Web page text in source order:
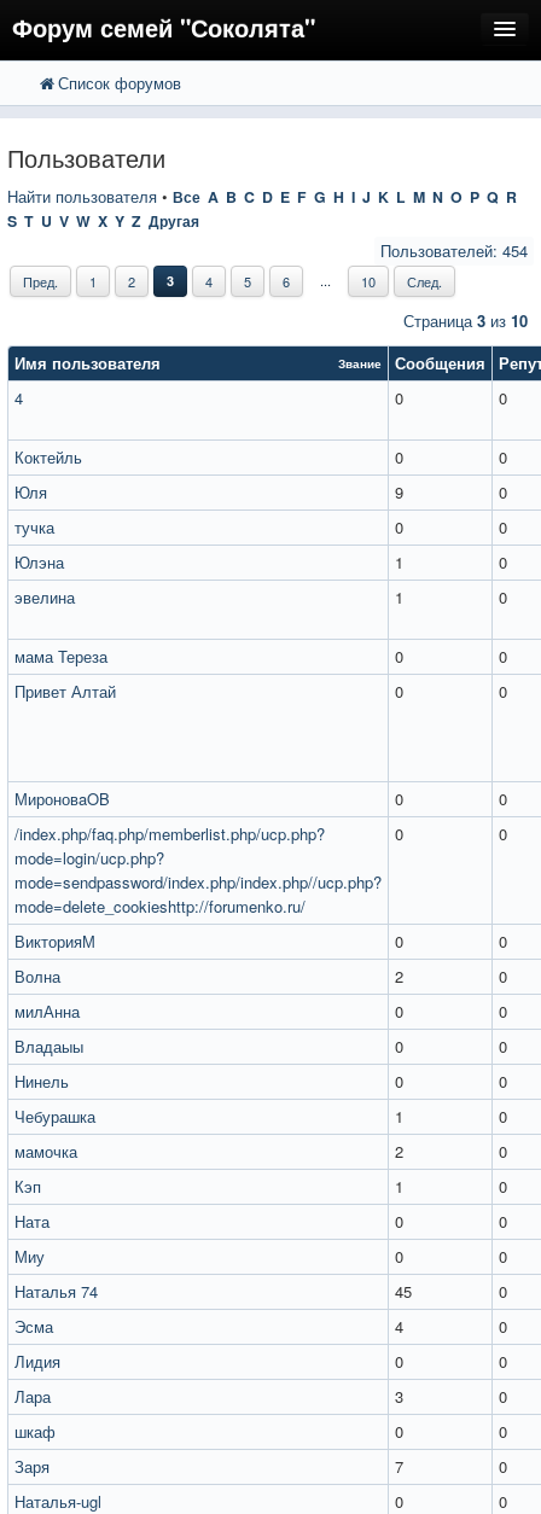
Форум семей "Соколята"
FAQ
Вход
Список форумов
Пользователи
Найти пользователя • Все A B C D E F G H I J K L M N O P Q R
S T U V W X Y Z Другая
Пользователей: 454
Пред. 1 2 3 4 5 6 ... 10 След.
Страница3 из 10
Имя пользователя
Звание Сообщения
4
0 0
Коктейль 0
0
Юля
9
0
тучка
0
0
Юлэна
1
0
эвелина
1 0
мама Тереза 0
0
Привет Алтай
0 0
МироновaOB 0
0
/index.php/faq.php/memberlist.php/ucp.php?
mode=login/ucp.php?
mode=sendpassword/index.php/index.php//ucp.php?
mode=delete_cookieshttp://forumenko.ru/
0 0
ВикторияМ 0
0
Волна
2
0
милАнна
0
0
Владаыы
0
0
Нинель
0
0
Чебурашка
1
0
мамочка
2
0
Кэп
1
0
Ната
0
0
Миу
0
0
Наталья 74
45
0
Эсма
4
0
Лидия
0
0
Лара
3
0
шкаф
0
0
Заря
7
0
Наталья-ugl
0
0